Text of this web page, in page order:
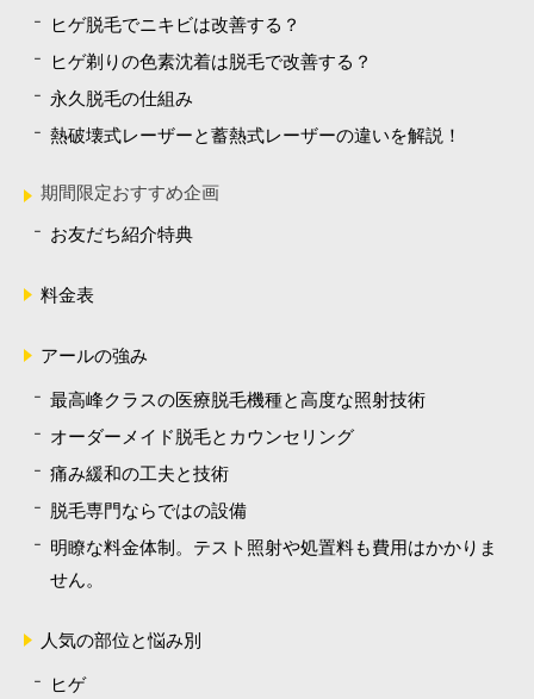
ヒゲ脱毛でニキビは改善する？
ヒゲ剃りの色素沈着は脱毛で改善する？
永久脱毛の仕組み
熱破壊式レーザーと蓄熱式レーザーの違いを解説！
期間限定おすすめ企画
お友だち紹介特典
料金表
アールの強み
最高峰クラスの医療脱毛機種と高度な照射技術
オーダーメイド脱毛とカウンセリング
痛み緩和の工夫と技術
脱毛専門ならではの設備
明瞭な料金体制。テスト照射や処置料も費用はかかりま
せん。
人気の部位と悩み別
ヒゲ